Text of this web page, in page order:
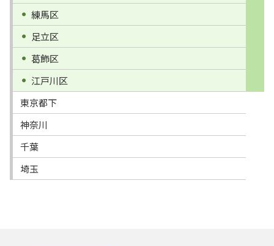
練馬区
足立区
葛飾区
江戸川区
東京都下
神奈川
千葉
埼玉